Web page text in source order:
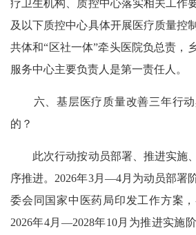
疗卫生机构、质控中心落实相关工作
及以下质控中心具体开展医疗质量控
共体和“区社一体”牵头医院负总责，
服务中心主要负责人是第一责任人。
六、基层医疗质量改善三年行动
的？
此次行动按动员部署、推进实施
序推进。2026年3月—4月为动员部署
委会同国家中医药局印发工作方案
2026年4月—2028年10月为推进实施